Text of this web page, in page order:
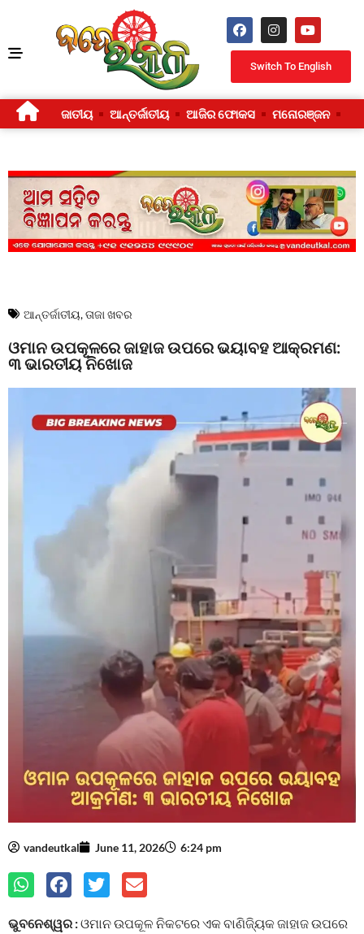
Switch To English
ଜାତୀୟ ଆନ୍ତର୍ଜାତୀୟ ଆଜିର ଫୋକସ ମନୋରଞ୍ଜନ
ଆନ୍ତର୍ଜାତୀୟ,ତାଜା ଖବର
ଓମାନ ଉପକୂଳରେ ଜାହାଜ ଉପରେ ଭୟାବହ ଆକ୍ରମଣ:
୩ ଭାରତୀୟ ନିଖୋଜ
vandeutkal June 11, 2026 6:24 pm
ଭୁବନେଶ୍ୱର :ଓମାନ ଉପକୂଳ ନିକଟରେ ଏକ ବାଣିଜ୍ୟିକ ଜାହାଜ ଉପରେ